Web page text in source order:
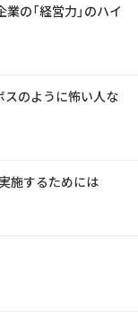
業の「経営力」のハイ
スのように怖い人な
施するためには